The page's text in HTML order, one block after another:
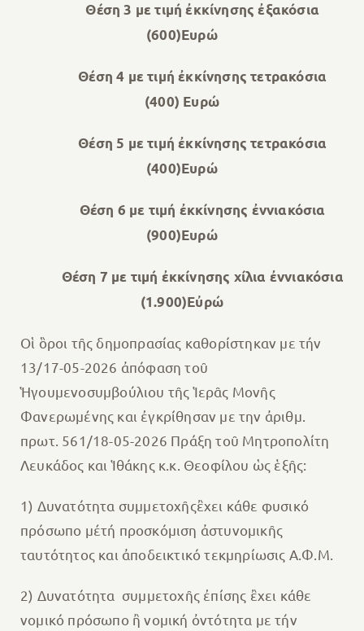
Θέση 3 με τιμή ἐκκίνησης ἐξακόσια
(600)Ευρώ
Θέση 4 με τιμή ἐκκίνησης τετρακόσια
(400) Ευρώ
Θέση 5 με τιμή ἐκκίνησης τετρακόσια
(400)Ευρώ
Θέση 6 με τιμή ἐκκίνησης ἐννιακόσια
(900)Ευρώ
Θέση 7 με τιμή ἐκκίνησης χίλια ἐννιακόσια
(1.900)Εὐρώ
Οἱ ὃροι τῆς δημοπρασίας καθορίστηκαν με τήν
13/17-05-2026 ἀπόφαση τοῦ
Ἡγουμενοσυμβούλιου τῆς Ἱερᾶς Μονῆς
Φανερωμένης και ἐγκρίθησαν με την ἀριθμ.
πρωτ. 561/18-05-2026 Πράξη τοῦ Μητροπολίτη
Λευκάδος και Ἱθάκης κ.κ. Θεοφίλου ὡς ἑξῆς:
1) Δυνατότητα συμμετοχῆςἒχει κάθε φυσικό
πρόσωπο μέτή προσκόμιση ἀστυνομικῆς
ταυτότητος και ἀποδεικτικό τεκμηρίωσις Α.Φ.Μ.
2) Δυνατότητα συμμετοχῆς ἐπίσης ἒχει κάθε
νομικό πρόσωπο ἢ νομική ὀντότητα με τήν